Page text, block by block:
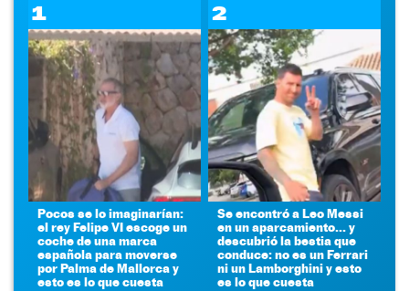
1
Pocos se lo imaginarían:
el rey Felipe VI escoge un
coche de una marca
española para moverse
por Palma de Mallorca y
esto es lo que cuesta
2
Se encontró a Leo Messi
en un aparcamiento... y
descubrió la bestia que
conduce: no es un Ferrari
ni un Lamborghini y esto
es lo que cuesta